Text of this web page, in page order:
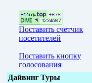
Поставить счетчик
посетителей
Поставить кнопку
голосования
Дайвинг Туры